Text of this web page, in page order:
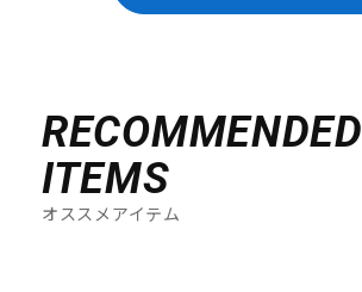
RECOMMENDED
ITEMS
オススメアイテム